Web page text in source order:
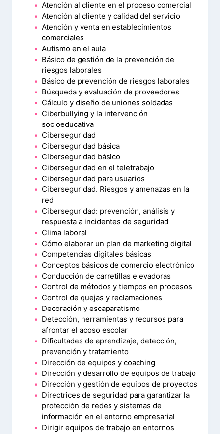
Atención al cliente en el proceso comercial
Atención al cliente y calidad del servicio
Atención y venta en establecimientos
comerciales
Autismo en el aula
Básico de gestión de la prevención de
riesgos laborales
Básico de prevención de riesgos laborales
Búsqueda y evaluación de proveedores
Cálculo y diseño de uniones soldadas
Ciberbullying y la intervención
socioeducativa
Ciberseguridad
Ciberseguridad básica
Ciberseguridad básico
Ciberseguridad en el teletrabajo
Ciberseguridad para usuarios
Ciberseguridad. Riesgos y amenazas en la
red
Ciberseguridad: prevención, análisis y
respuesta a incidentes de seguridad
Clima laboral
Cómo elaborar un plan de marketing digital
Competencias digitales básicas
Conceptos básicos de comercio electrónico
Conducción de carretillas elevadoras
Control de métodos y tiempos en procesos
Control de quejas y reclamaciones
Decoración y escaparatismo
Detección, herramientas y recursos para
afrontar el acoso escolar
Dificultades de aprendizaje, detección,
prevención y tratamiento
Dirección de equipos y coaching
Dirección y desarrollo de equipos de trabajo
Dirección y gestión de equipos de proyectos
Directrices de seguridad para garantizar la
protección de redes y sistemas de
información en el entorno empresarial
Dirigir equipos de trabajo en entornos